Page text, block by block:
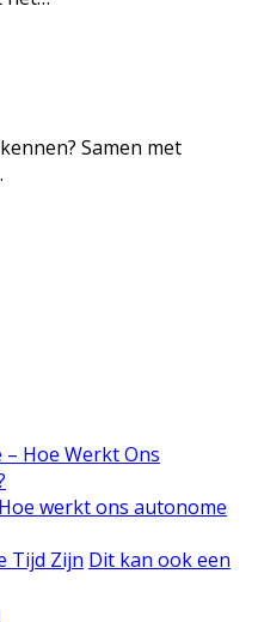
Samen met
werkt ons autonome
Dit kan ook een